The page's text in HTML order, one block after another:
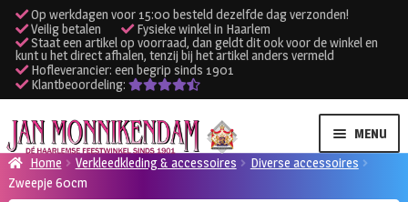
Op werkdagen voor 15:00 besteld dezelfde dag verzonden!
Veilig betalen
Fysieke winkel in Haarlem
Staat een artikel op voorraad, dan geldt dit ook voor de winkel en
kunt u het direct afhalen, tenzij bij het artikel anders vermeld
Hofleverancier: een begrip sinds 1901
Klantbeoordeling:
Ga
door
naar
navigatie
Ga
naar
de
inhoud
MENU
Verhuur kleding
Home Verkleedkleding & accessoires
Diverse accessoires
Zweepje 60cm